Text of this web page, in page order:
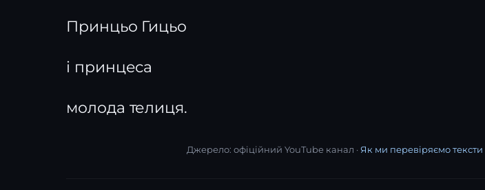
Принцьо Гицьо
і принцеса
молода телиця.
Джерело: офіційний YouTube канал · Як ми перевіряємо тексти